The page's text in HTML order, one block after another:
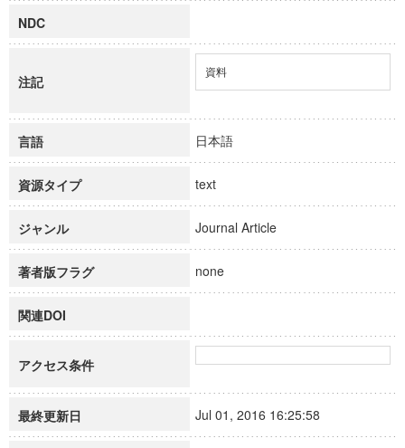
NDC
注記
資料
言語 日本語
資源タイプ text
ジャンル Journal Article
著者版フラグ none
関連DOI
アクセス条件
最終更新日 Jul 01, 2016 16:25:58